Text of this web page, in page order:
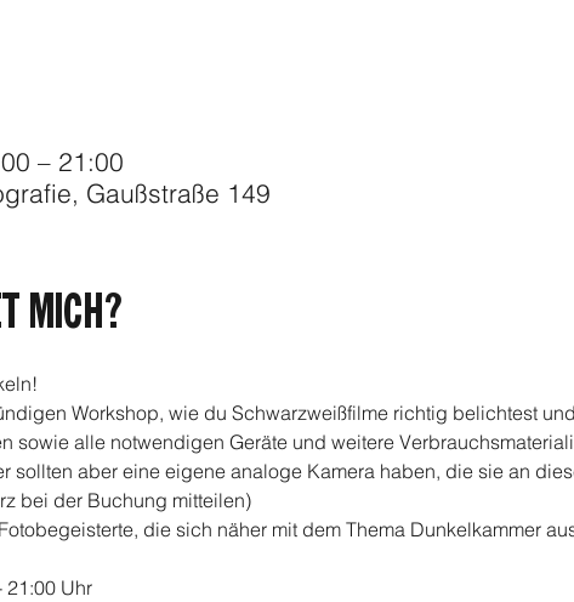
– 21:00
Gaußstraße 149
MICH?
Workshop, wie du Schwarzweißfilme richtig belichtest
sowie alle notwendigen Geräte und weitere
sollten aber eine eigene analoge Kamera haben, die sie an
bei der Buchung mitteilen)
die sich näher mit dem Thema Dunkelkammer
21:00 Uhr